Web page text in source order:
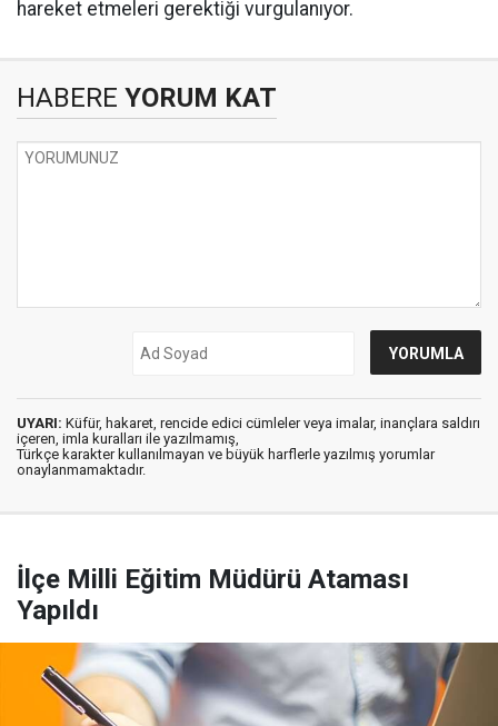
hareket etmeleri gerektiği vurgulanıyor.
HABERE YORUM KAT
UYARI: Küfür, hakaret, rencide edici cümleler veya imalar, inançlara saldırı
içeren, imla kuralları ile yazılmamış,
Türkçe karakter kullanılmayan ve büyük harflerle yazılmış yorumlar
onaylanmamaktadır.
İlçe Milli Eğitim Müdürü Ataması
Yapıldı